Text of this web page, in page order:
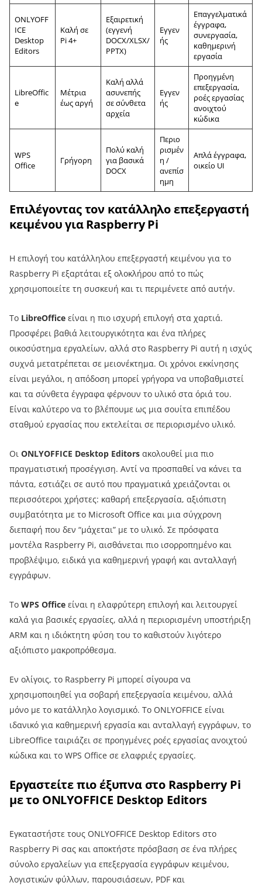
ONLYOFF
ICE
Desktop
Editors
Καλή σε
Pi 4+
Εξαιρετική
(εγγενή
DOCX/XLSX/
PPTX)
Εγγεν
ής
Επαγγελματικά
έγγραφα,
συνεργασία,
καθημερινή
εργασία
LibreOffic
e
Μέτρια
έως αργή
Καλή αλλά
ασυνεπής
σε σύνθετα
αρχεία
Εγγεν
ής
Προηγμένη
επεξεργασία,
ροές εργασίας
ανοιχτού
κώδικα
WPS
Office
Γρήγορη
Πολύ καλή
για βασικά
DOCX
Περιο
ρισμέν
η /
ανεπίσ
ημη
Απλά έγγραφα,
οικείο UI
Επιλέγοντας τον κατάλληλο επεξεργαστή
κειμένου για Raspberry Pi
Η επιλογή του κατάλληλου επεξεργαστή κειμένου για το
Raspberry Pi εξαρτάται εξ ολοκλήρου από το πώς
χρησιμοποιείτε τη συσκευή και τι περιμένετε από αυτήν.
Το LibreOffice είναι η πιο ισχυρή επιλογή στα χαρτιά.
Προσφέρει βαθιά λειτουργικότητα και ένα πλήρες
οικοσύστημα εργαλείων, αλλά στο Raspberry Pi αυτή η ισχύς
συχνά μετατρέπεται σε μειονέκτημα. Οι χρόνοι εκκίνησης
είναι μεγάλοι, η απόδοση μπορεί γρήγορα να υποβαθμιστεί
και τα σύνθετα έγγραφα φέρνουν το υλικό στα όριά του.
Είναι καλύτερο να το βλέπουμε ως μια σουίτα επιπέδου
σταθμού εργασίας που εκτελείται σε περιορισμένο υλικό.
Οι ONLYOFFICE Desktop Editors ακολουθεί μια πιο
πραγματιστική προσέγγιση. Αντί να προσπαθεί να κάνει τα
πάντα, εστιάζει σε αυτό που πραγματικά χρειάζονται οι
περισσότεροι χρήστες: καθαρή επεξεργασία, αξιόπιστη
συμβατότητα με το Microsoft Office και μια σύγχρονη
διεπαφή που δεν “μάχεται” με το υλικό. Σε πρόσφατα
μοντέλα Raspberry Pi, αισθάνεται πιο ισορροπημένο και
προβλέψιμο, ειδικά για καθημερινή γραφή και ανταλλαγή
εγγράφων.
Το WPS Office είναι η ελαφρύτερη επιλογή και λειτουργεί
καλά για βασικές εργασίες, αλλά η περιορισμένη υποστήριξη
ARM και η ιδιόκτητη φύση του το καθιστούν λιγότερο
αξιόπιστο μακροπρόθεσμα.
Εν ολίγοις, το Raspberry Pi μπορεί σίγουρα να
χρησιμοποιηθεί για σοβαρή επεξεργασία κειμένου, αλλά
μόνο με το κατάλληλο λογισμικό. Το ONLYOFFICE είναι
ιδανικό για καθημερινή εργασία και ανταλλαγή εγγράφων, το
LibreOffice ταιριάζει σε προηγμένες ροές εργασίας ανοιχτού
κώδικα και το WPS Office σε ελαφριές εργασίες.
Εργαστείτε πιο έξυπνα στο Raspberry Pi
με το ONLYOFFICE Desktop Editors
Εγκαταστήστε τους ONLYOFFICE Desktop Editors στο
Raspberry Pi σας και αποκτήστε πρόσβαση σε ένα πλήρες
σύνολο εργαλείων για επεξεργασία εγγράφων κειμένου,
λογιστικών φύλλων, παρουσιάσεων, PDF και